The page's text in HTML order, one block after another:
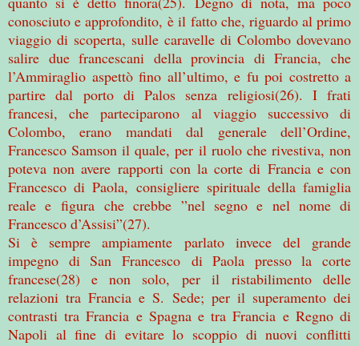
conosciuto e approfondito, è il fatto che, riguardo al primo
viaggio di scoperta, sulle caravelle di Colombo dovevano
salire due francescani della provincia di Francia, che
l’Ammiraglio aspettò fino all’ultimo, e fu poi costretto a
partire dal porto di Palos senza religiosi(26). I frati
francesi, che parteciparono al viaggio successivo di
Colombo, erano mandati dal generale dell’Ordine,
Francesco Samson il quale, per il ruolo che rivestiva, non
poteva non avere rapporti con la corte di Francia e con
Francesco di Paola, consigliere spirituale della famiglia
reale e figura che crebbe ”nel segno e nel nome di
Francesco d’Assisi”(27).
Si è sempre ampiamente parlato invece del grande
impegno di San Francesco di Paola presso la corte
francese(28) e non solo, per il ristabilimento delle
relazioni tra Francia e S. Sede; per il superamento dei
contrasti tra Francia e Spagna e tra Francia e Regno di
Napoli al fine di evitare lo scoppio di nuovi conflitti